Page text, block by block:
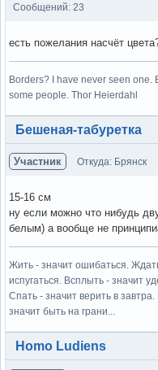
Сообщений: 23
есть пожелания насчёт
Borders? I have never seen one.
some people. Thor Heierdahl
Вне форума
Бешеная-табуретка
Участник Откуда: Брянск
15-16 см
ну если можно что нибудь
белым) а вообще не
Жить - значит ошибаться.
испугаться. Всплыть - значит
Спать - значит верить в
значит быть на грани...
Вне форума
Homo Ludiens